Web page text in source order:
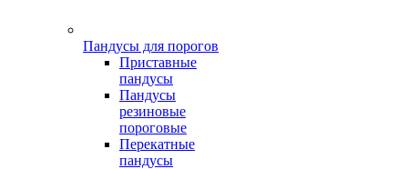
Пандусы для порогов
Приставные
пандусы
Пандусы
резиновые
пороговые
Перекатные
пандусы